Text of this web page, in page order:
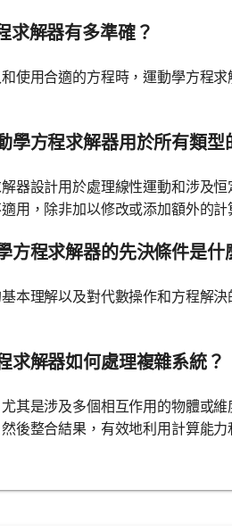
求解器有多準確？
使用合適的方程時，運動學方程
學方程求解器用於所有類型
器設計用於處理線性運動和涉及
用，除非加以修改或添加額外的計
方程求解器的先決條件是什
本理解以及對代數操作和方程解
求解器如何處理複雜系統？
其是涉及多個相互作用的物體或
後整合結果，有效地利用計算能力